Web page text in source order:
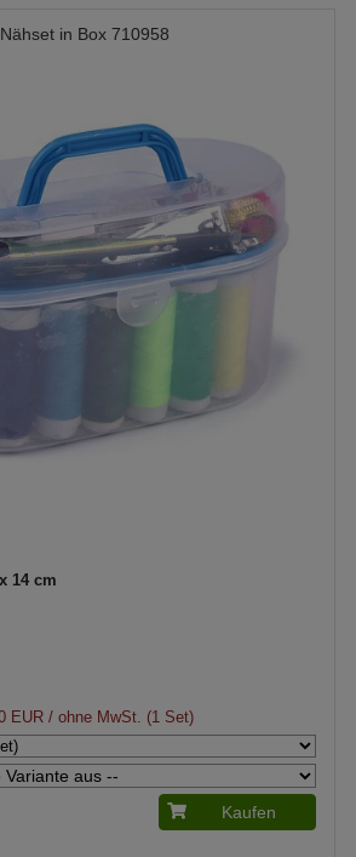
Nähset in Box 710958
14 cm
EUR / ohne MwSt. (1 Set)
Kaufen